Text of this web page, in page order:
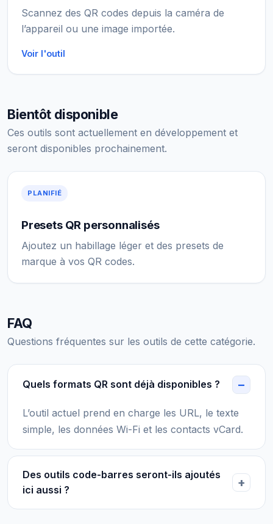
Scannez des QR codes depuis la caméra de
l’appareil ou une image importée.
Voir l'outil
Bientôt disponible
Ces outils sont actuellement en développement et
seront disponibles prochainement.
PLANIFIÉ
Presets QR personnalisés
Ajoutez un habillage léger et des presets de
marque à vos QR codes.
FAQ
Questions fréquentes sur les outils de cette catégorie.
Quels formats QR sont déjà disponibles ?
L’outil actuel prend en charge les URL, le texte
simple, les données Wi-Fi et les contacts vCard.
Des outils code-barres seront-ils ajoutés
ici aussi ?